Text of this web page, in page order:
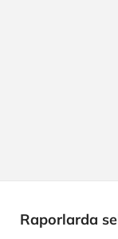
Raporlarda